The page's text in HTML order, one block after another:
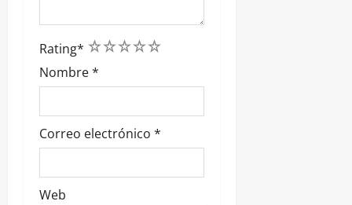
Rating* 5
4
3
2
1
Nombre*
Correo electrónico *
Web